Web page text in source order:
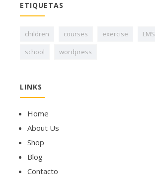
ETIQUETAS
children courses exercise LMS
school
wordpress
LINKS
Home
About Us
Shop
Blog
Contacto